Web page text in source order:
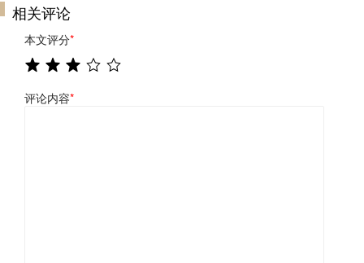
相关评论
本文评分*
评论内容*